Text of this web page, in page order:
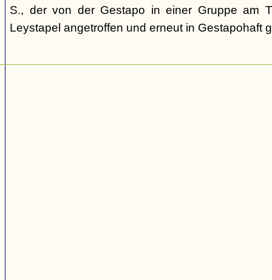
S., der von der Gestapo in einer Gruppe am
Leystapel angetroffen und erneut in Gestapohaft